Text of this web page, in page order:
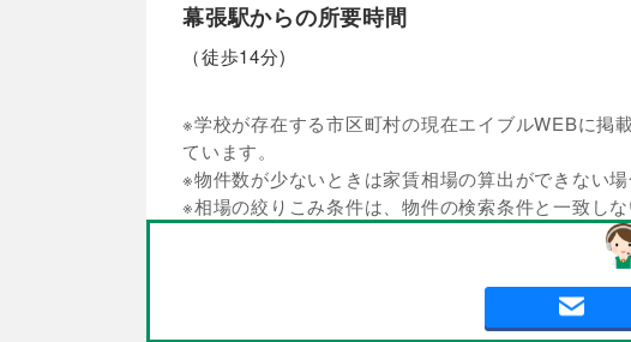
幕張駅からの所要時間
（徒歩14分)
※学校が存在する市区町村の現在エイブルWEBに掲
ています。
※物件数が少ないときは家賃相場の算出ができない
※相場の絞りこみ条件は、物件の検索条件と一致し